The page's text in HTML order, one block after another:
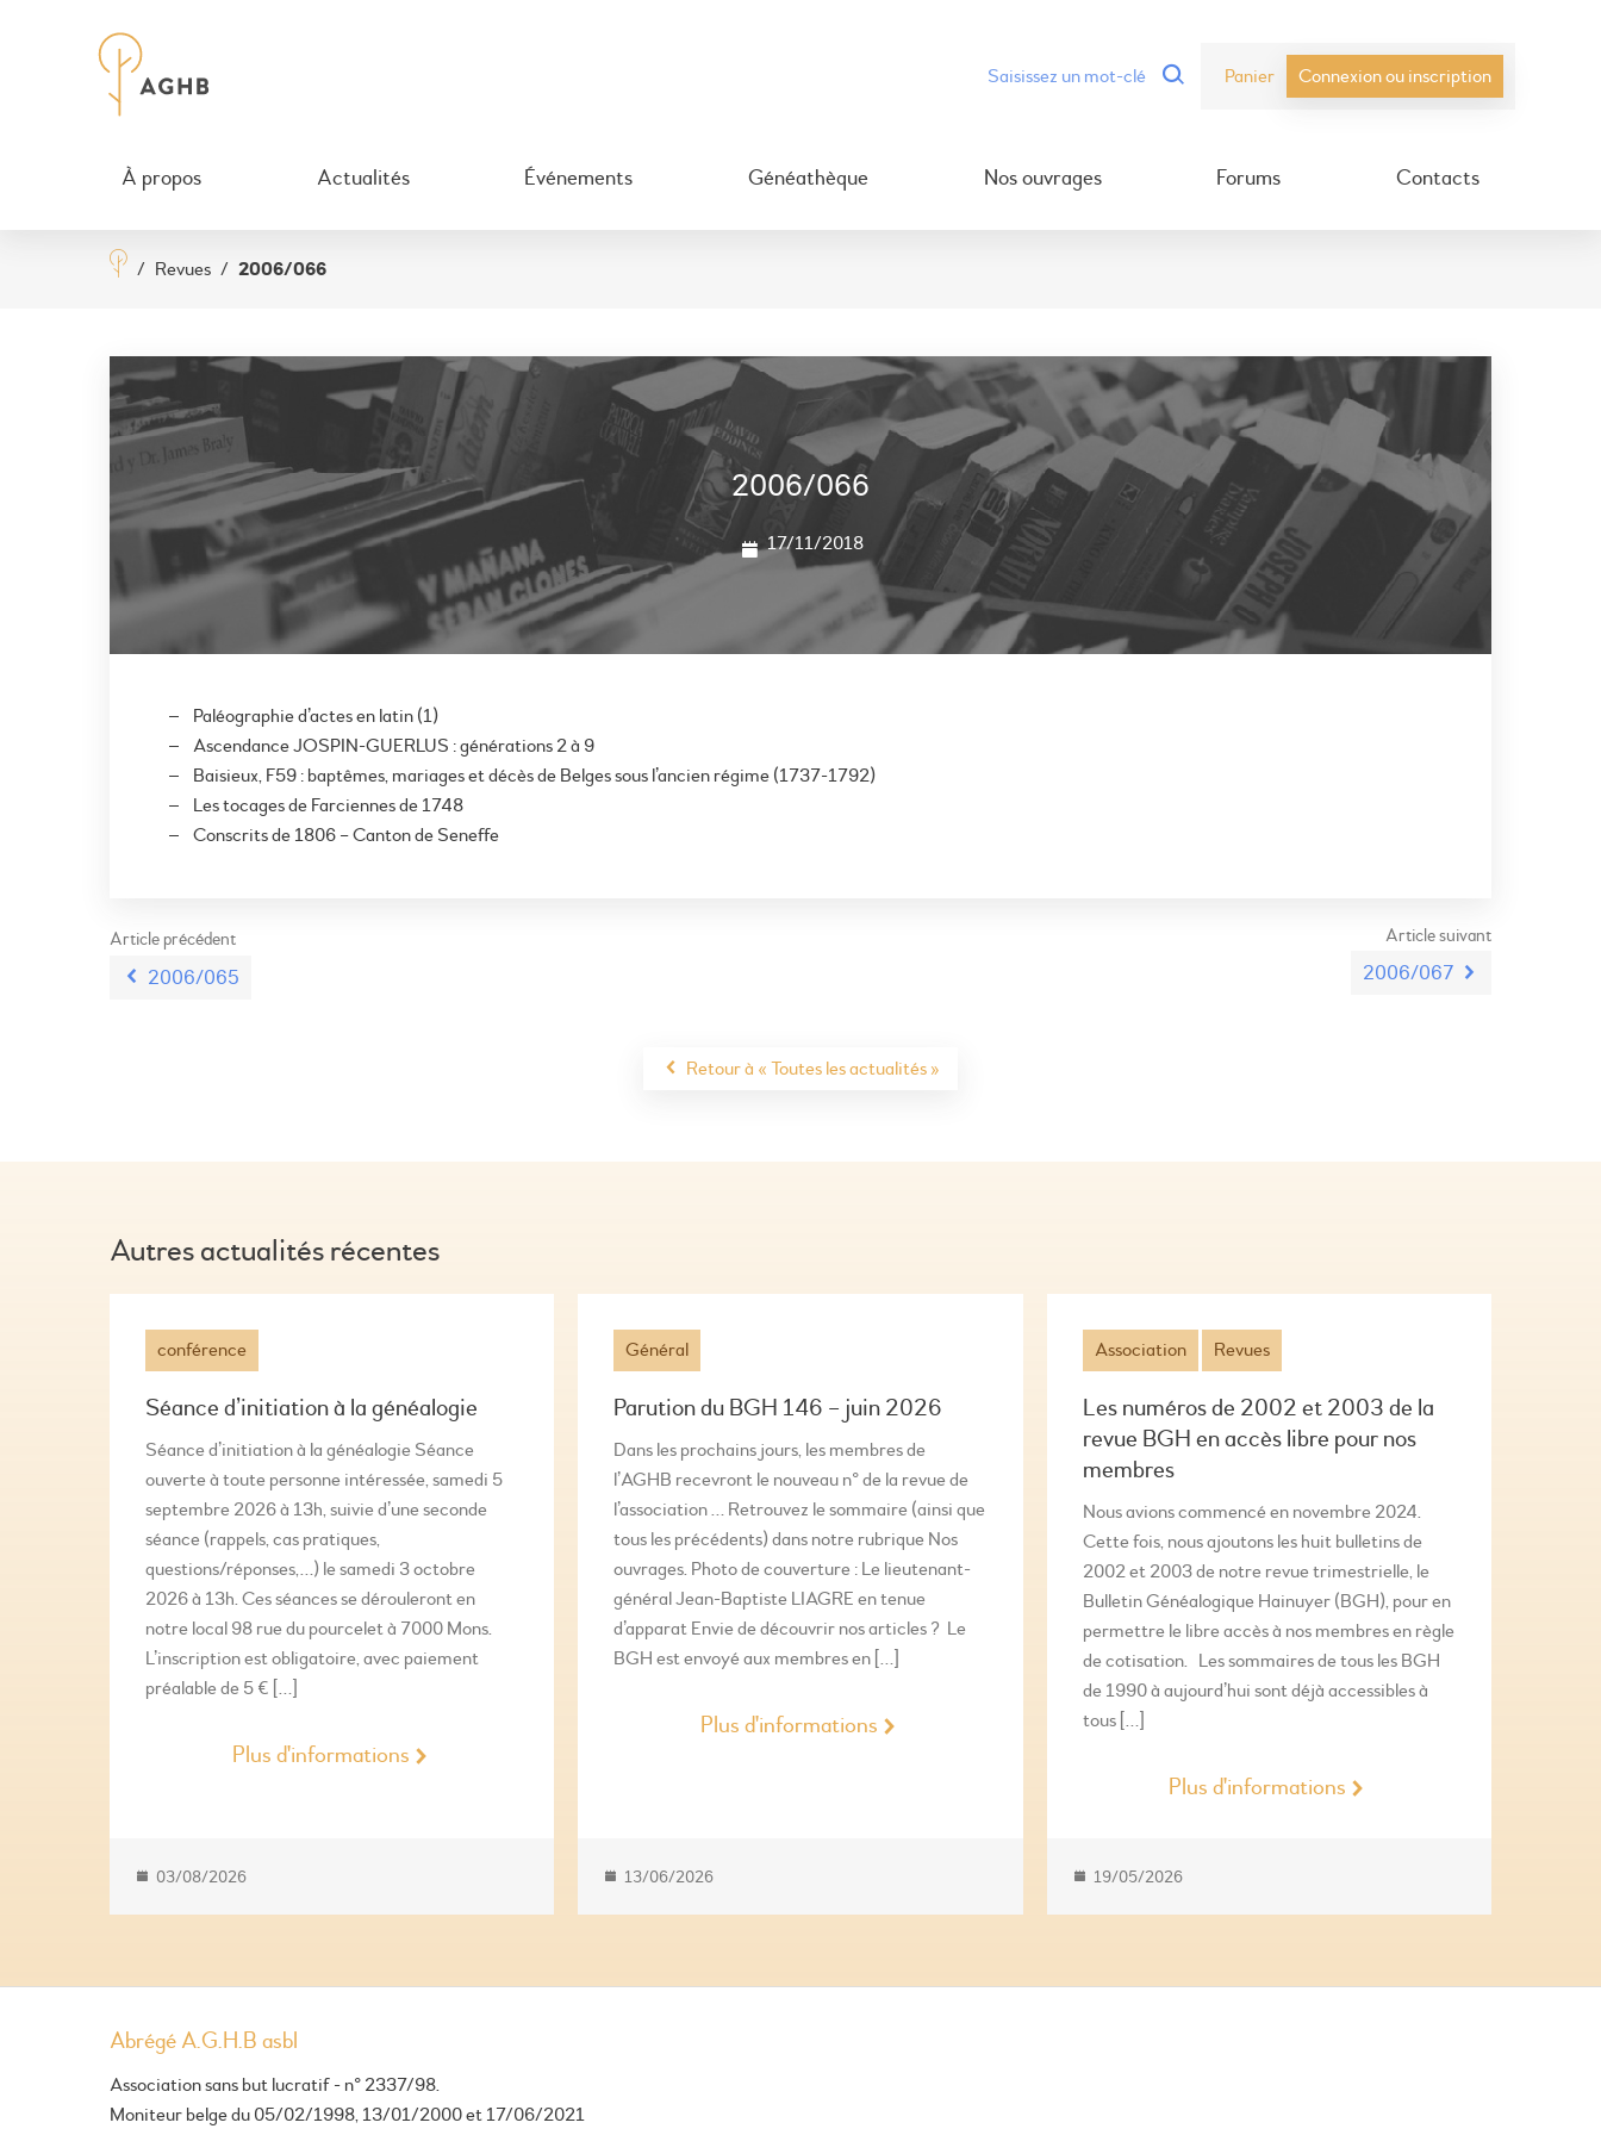
Panier Connexion ou inscription
À propos Actualités Événements Généathèque Nos ouvrages Forums Contacts
/ Revues / 2006/066
2006/066
17/11/2018
Paléographie d’actes en latin (1)
Ascendance JOSPIN-GUERLUS : générations 2 à 9
Baisieux, F59 : baptêmes, mariages et décès de Belges sous l’ancien régime (1737-1792)
Les tocages de Farciennes de 1748
Conscrits de 1806 – Canton de Seneffe
Article précédent
2006/065
Article suivant
2006/067
Retour à « Toutes les actualités »
Autres actualités récentes
conférence
Séance d’initiation à la généalogie
Séance d’initiation à la généalogie Séance
ouverte à toute personne intéressée, samedi 5
septembre 2026 à 13h, suivie d’une seconde
séance (rappels, cas pratiques,
questions/réponses,…) le samedi 3 octobre
2026 à 13h. Ces séances se dérouleront en
notre local 98 rue du pourcelet à 7000 Mons.
L’inscription est obligatoire, avec paiement
préalable de 5 € […]
Plus d'informations
03/08/2026
Général
Parution du BGH 146 – juin 2026
Dans les prochains jours, les membres de
l’AGHB recevront le nouveau n° de la revue de
l’association … Retrouvez le sommaire (ainsi que
tous les précédents) dans notre rubrique Nos
ouvrages. Photo de couverture : Le lieutenant-
général Jean-Baptiste LIAGRE en tenue
d’apparat Envie de découvrir nos articles ? Le
BGH est envoyé aux membres en […]
Plus d'informations
13/06/2026
Association Revues
Les numéros de 2002 et 2003 de la
revue BGH en accès libre pour nos
membres
Nous avions commencé en novembre 2024.
Cette fois, nous ajoutons les huit bulletins de
2002 et 2003 de notre revue trimestrielle, le
Bulletin Généalogique Hainuyer (BGH), pour en
permettre le libre accès à nos membres en règle
de cotisation. Les sommaires de tous les BGH
de 1990 à aujourd’hui sont déjà accessibles à
tous […]
Plus d'informations
19/05/2026
Abrégé A.G.H.B asbl
Association sans but lucratif - n° 2337/98.
Moniteur belge du 05/02/1998, 13/01/2000 et 17/06/2021